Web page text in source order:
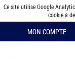
Ce site utilise Google
cookie à
MON COMPTE